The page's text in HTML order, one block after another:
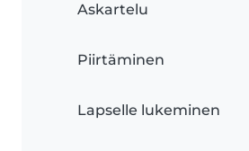
Askartelu
Piirtäminen
Lapselle lukeminen